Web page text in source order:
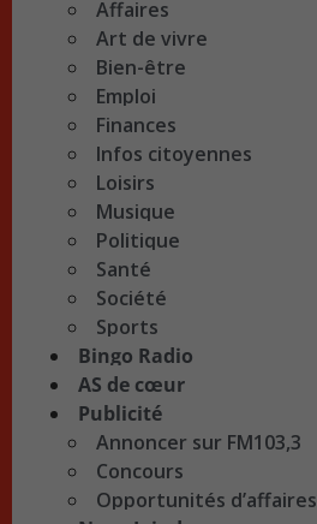
Affaires
Art de vivre
Bien-être
Emploi
Finances
Infos citoyennes
Loisirs
Musique
Politique
Santé
Société
Sports
Bingo Radio
AS de cœur
Publicité
Annoncer sur FM103,3
Concours
Opportunités d’affaires